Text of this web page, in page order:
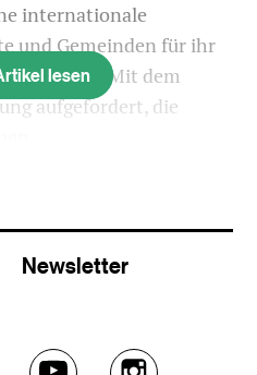
internationale
und Gemeinden für ihr
werden. Mit dem
aufgefordert, die
verkaufen. Laut der
lesen
Newsletter